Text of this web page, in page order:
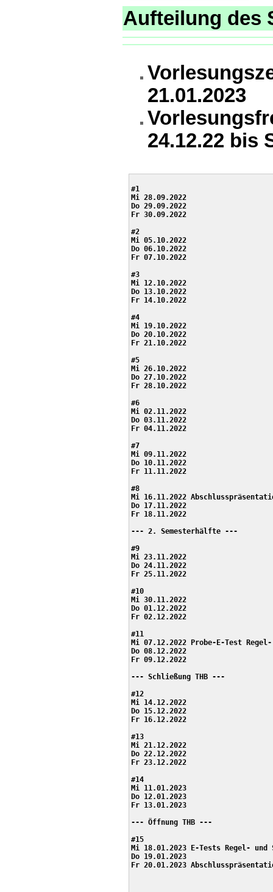
Aufteilung des
21.01.2023
24.12.22 bis
#1
Mi 28.09.2022
Do 29.09.2022
Fr 30.09.2022
#2
Mi 05.10.2022
Do 06.10.2022
Fr 07.10.2022
#3
Mi 12.10.2022
Do 13.10.2022
Fr 14.10.2022
#4
Mi 19.10.2022
Do 20.10.2022
Fr 21.10.2022
#5
Mi 26.10.2022
Do 27.10.2022
Fr 28.10.2022
#6
Mi 02.11.2022
Do 03.11.2022
Fr 04.11.2022
#7
Mi 09.11.2022
Do 10.11.2022
Fr 11.11.2022
#8
Mi 16.11.2022
Do 17.11.2022
Fr 18.11.2022
--- 2. Semesterhälfte ---
#9
Mi 23.11.2022
Do 24.11.2022
Fr 25.11.2022
#10
Mi 30.11.2022
Do 01.12.2022
Fr 02.12.2022
#11
Mi 07.12.2022 Probe-E-Test
Do 08.12.2022
Fr 09.12.2022
--- Schließung THB ---
#12
Mi 14.12.2022
Do 15.12.2022
Fr 16.12.2022
#13
Mi 21.12.2022
Do 22.12.2022
Fr 23.12.2022
#14
Mi 11.01.2023
Do 12.01.2023
Fr 13.01.2023
--- Öffnung THB ---
#15
Mi 18.01.2023 E-Tests Regel- und
Do 19.01.2023
Fr 20.01.2023